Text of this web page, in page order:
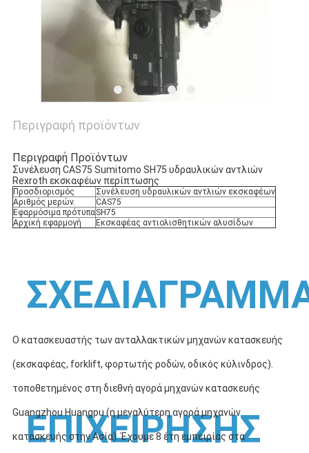
Περιγραφή προϊόντων
Περιγραφή Προϊόντων
Συνέλευση CAS75 Sumitomo SH75 υδραυλικών αντλιών
Rexroth εκσκαφέων περίπτωσης
Προσδιορισμός
Συνέλευση υδραυλικών αντλιών εκσκαφέων
Αριθμός μερών.
CAS75
Εφαρμόσιμα πρότυπαSH75
Αρχική εφαρμογή
Εκσκαφέας αντιολισθητικών αλυσίδων
ΕΠΙΧΕΙΡΗΣΗΣ
Ο κατασκευαστής των ανταλλακτικών μηχανών κατασκευής
(εκσκαφέας, forklift, φορτωτής ροδών, οδικός κύλινδρος).
τοποθετημένος στη διεθνή αγορά μηχανών κατασκευής
Guangzhou Huangpu (η μεγαλύτερη αγορά μηχανών
κατασκευής στην Ασία). Έχουμε 8 έτη εμπειρίας στα